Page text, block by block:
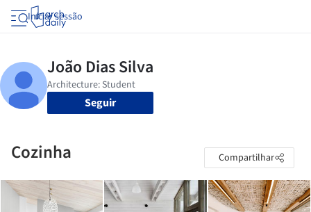
Iniciar sessão
Seguir
Cozinha Compartilhar